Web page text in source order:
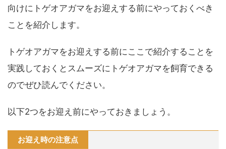
向けにトゲオアガマをお迎えする前にやっておくべき
ことを紹介します。
トゲオアガマをお迎えする前にここで紹介することを
実践しておくとスムーズにトゲオアガマを飼育できる
のでぜひ読んでください。
以下2つをお迎え前にやっておきましょう。
お迎え時の注意点